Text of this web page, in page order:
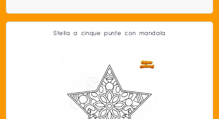
Stella a cinque punte con mandala